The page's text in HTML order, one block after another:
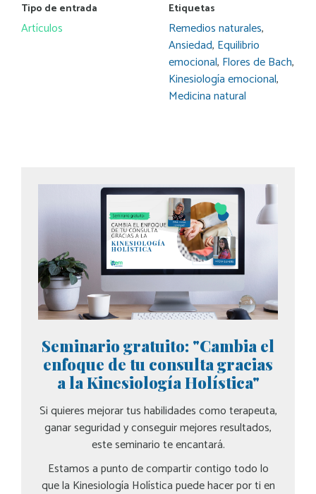
Tipo de entrada
Artículos
Etiquetas
Remedios naturales,
Ansiedad, Equilibrio
emocional, Flores de Bach,
Kinesiología emocional,
Medicina natural
Seminario gratuito: "Cambia el
enfoque de tu consulta gracias
a la Kinesiología Holística"
Si quieres mejorar tus habilidades como terapeuta,
ganar seguridad y conseguir mejores resultados,
este seminario te encantará.
Estamos a punto de compartir contigo todo lo
que la Kinesiología Holística puede hacer por ti en